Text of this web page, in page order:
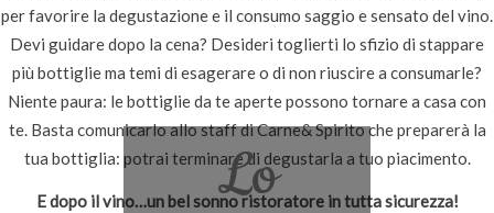
Lo
per favorire la degustazione e il consumo saggio e sensato del vino.
Devi guidare dopo la cena? Desideri toglierti lo sfizio di stappare
più bottiglie ma temi di esagerare o di non riuscire a consumarle?
Niente paura: le bottiglie da te aperte possono tornare a casa con
te. Basta comunicarlo allo staff di Carne& Spirito che preparerà la
tua bottiglia: potrai terminare di degustarla a tuo piacimento.
E dopo il vino…un bel sonno ristoratore in tutta sicurezza!